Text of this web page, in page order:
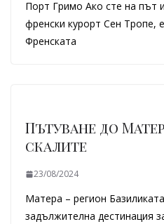
Порт Гримо Ако сте на път
френски курорт Сен Тропе,
Френската
Пътуване до
скалите
23/08/2024
Матера – регион
задължителна дестинация